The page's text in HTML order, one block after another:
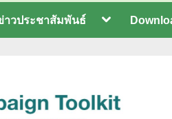
าวประชาสัมพันธ์